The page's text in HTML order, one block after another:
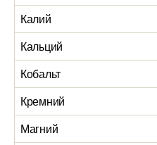
Калий
Кальций
Кобальт
Кремний
Магний